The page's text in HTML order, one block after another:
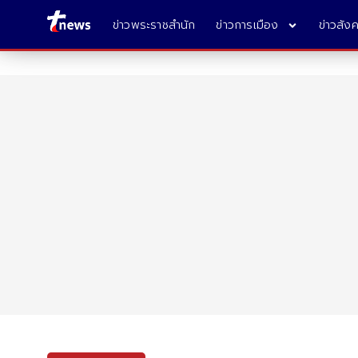
ข่าวพระราชสำนัก ข่าวการเมือง ข่าวสัง